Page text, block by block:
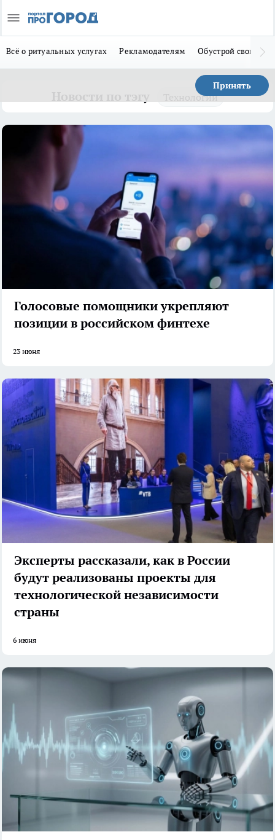
Всё о ритуальных услугах Рекламодателям Обустрой свой дом
Принять
Технологии
Голосовые помощники укрепляют
позиции в российском финтехе
23 июня
Эксперты рассказали, как в России
будут реализованы проекты для
технологической независимости
страны
6 июня